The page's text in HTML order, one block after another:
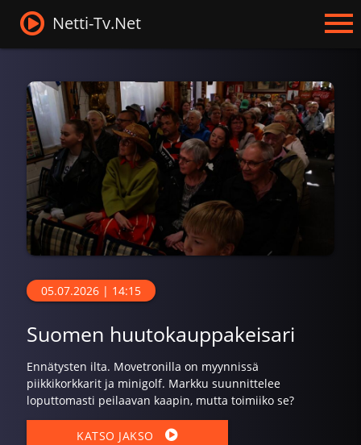
Netti-Tv.Net
05.07.2026 | 14:15
Suomen huutokauppakeisari
Ennätysten ilta. Movetronilla on myynnissä
piikkikorkkarit ja minigolf. Markku suunnittelee
loputtomasti peilaavan kaapin, mutta toimiiko se?
KATSO JAKSO